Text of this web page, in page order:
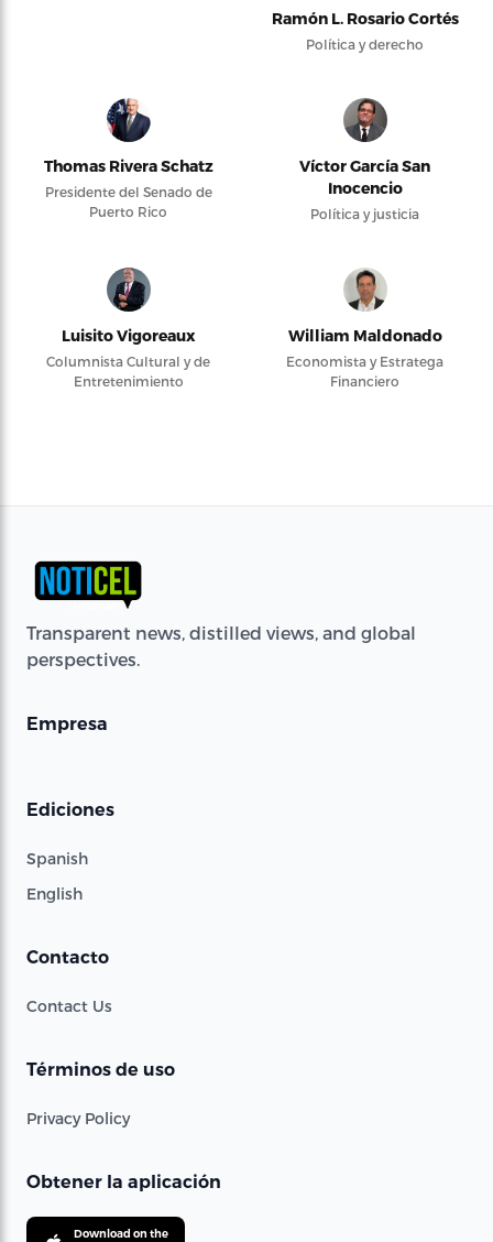
Ramón L. Rosario Cortés
Política y derecho
Thomas Rivera Schatz
Presidente del Senado de
Puerto Rico
Víctor García San
Inocencio
Política y justicia
Luisito Vigoreaux
Columnista Cultural y de
Entretenimiento
William Maldonado
Economista y Estratega
Financiero
Transparent news, distilled views, and global
perspectives.
Empresa
Ediciones
Spanish
English
Contacto
Contact Us
Términos de uso
Privacy Policy
Obtener la aplicación
Download on the